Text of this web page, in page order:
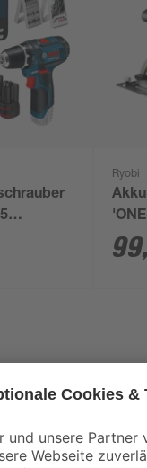
mit 2
und
Ryobi
99